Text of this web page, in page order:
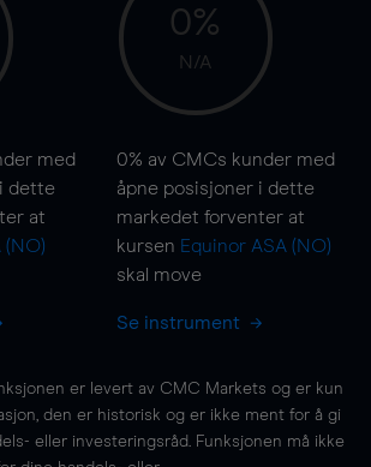
med
dette
at
(NO)
0%
N/A
0% av CMCs kunder med
åpne posisjoner i dette
markedet forventer at
kursen Equinor ASA (NO)
skal move
Se instrument
er levert av CMC Markets og er kun
den er historisk og er ikke ment for å gi
eller investeringsråd. Funksjonen må ikke